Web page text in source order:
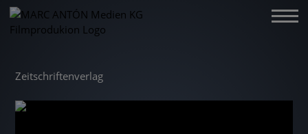
Zeitschriftenverlag